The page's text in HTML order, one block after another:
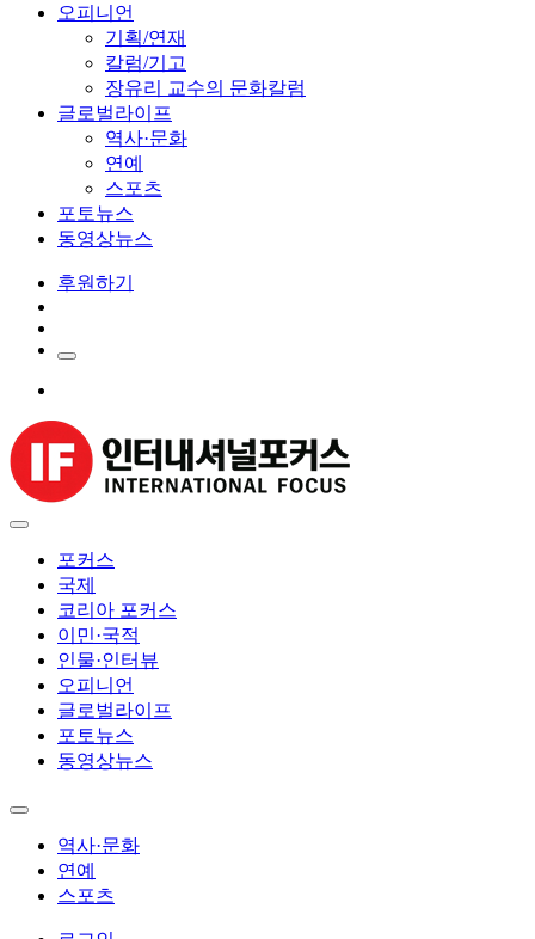
오피니언
기획/연재
칼럼/기고
장유리 교수의 문화칼럼
글로벌라이프
역사·문화
연예
스포츠
포토뉴스
동영상뉴스
후원하기
포커스
국제
코리아 포커스
이민·국적
인물·인터뷰
오피니언
글로벌라이프
포토뉴스
동영상뉴스
역사·문화
연예
스포츠